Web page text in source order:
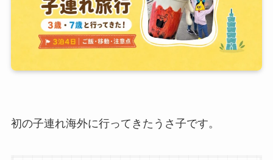
初の子連れ海外に行ってきたうさ子です。